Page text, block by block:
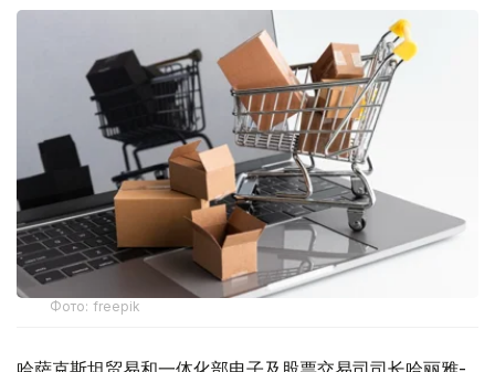
Фото: freepik